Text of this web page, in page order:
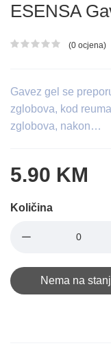
ESENSA
Ocjena proizvoda
(0 ocjena)
Gavez gel se
zglobova, kod
zglobova, nakon…
5.90 KM
Količina
Nema na